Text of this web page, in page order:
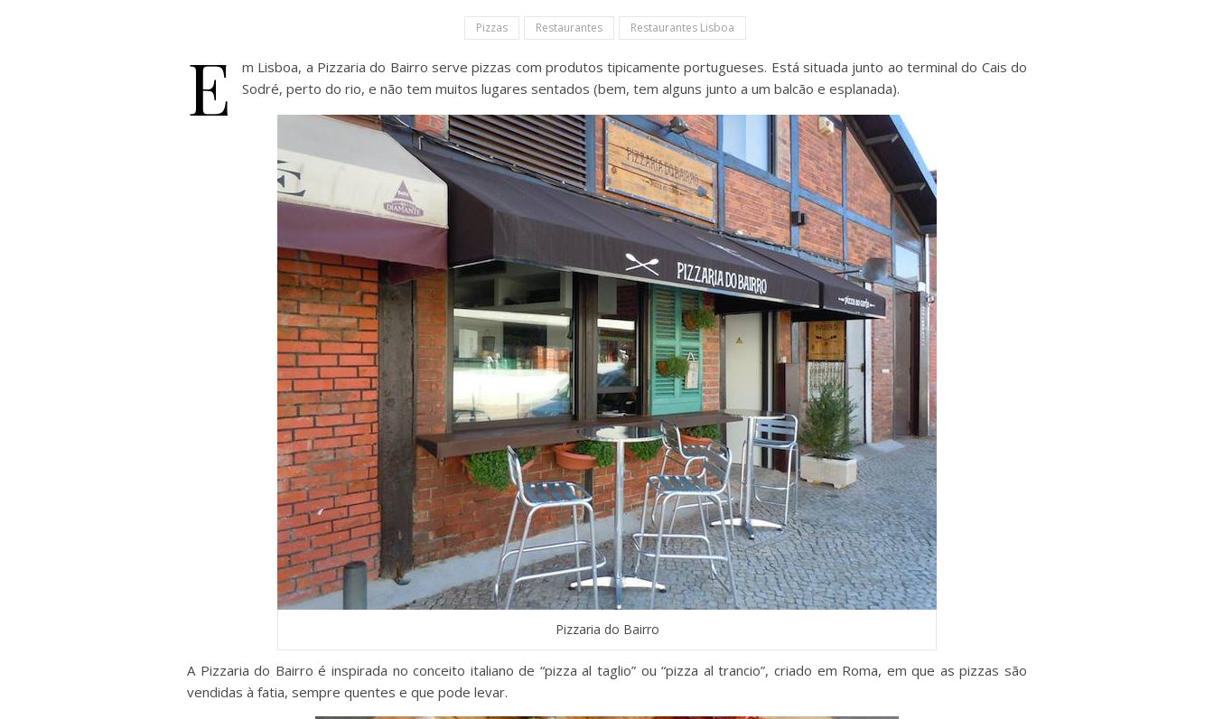
Pizzas Restaurantes Restaurantes Lisboa
E
m Lisboa, a Pizzaria do Bairro serve pizzas com produtos tipicamente portugueses. Está situada junto ao terminal do Cais do
Sodré, perto do rio, e não tem muitos lugares sentados (bem, tem alguns junto a um balcão e esplanada).
Pizzaria do Bairro
A Pizzaria do Bairro é inspirada no conceito italiano de “pizza al taglio” ou “pizza al trancio”, criado em Roma, em que as pizzas são
vendidas à fatia, sempre quentes e que pode levar.